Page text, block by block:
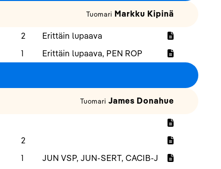
Tuomari Markku Kipinä
2
Erittäin lupaava
1 Erittäin lupaava, PEN ROP
Tuomari James Donahue
2
1
JUN VSP, JUN-SERT, CACIB-J